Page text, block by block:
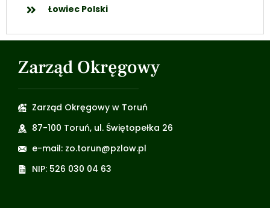
Łowiec Polski
Zarząd Okręgowy
Zarząd Okręgowy w Toruń
87-100 Toruń, ul. Świętopełka 26
e-mail: zo.torun@pzlow.pl
NIP: 526 030 04 63